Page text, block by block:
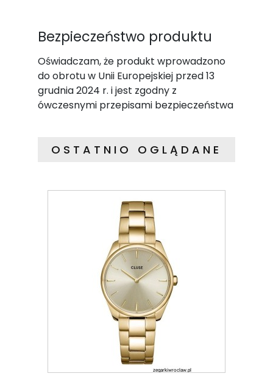
Bezpieczeństwo produktu
Oświadczam, że produkt wprowadzono
do obrotu w Unii Europejskiej przed 13
grudnia 2024 r. i jest zgodny z
ówczesnymi przepisami bezpieczeństwa
OSTATNIO OGLĄDANE